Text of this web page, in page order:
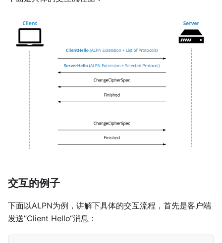
交互的例子
下面以ALPN为例，讲解下具体的交互流程，首先是客户端
发送”Client Hello“消息：